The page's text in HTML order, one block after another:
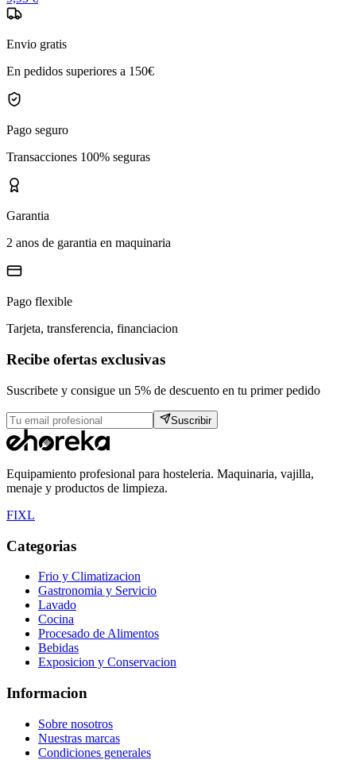
Envio gratis
En pedidos superiores a 150€
Pago seguro
Transacciones 100% seguras
Garantia
2 anos de garantia en maquinaria
Pago flexible
Tarjeta, transferencia, financiacion
Recibe ofertas exclusivas
Suscribete y consigue un 5% de descuento en tu primer pedido
Suscribir
Equipamiento profesional para hosteleria. Maquinaria, vajilla,
menaje y productos de limpieza.
FIXL
Categorias
Frio y Climatizacion
Gastronomia y Servicio
Lavado
Cocina
Procesado de Alimentos
Bebidas
Exposicion y Conservacion
Informacion
Sobre nosotros
Nuestras marcas
Condiciones generales